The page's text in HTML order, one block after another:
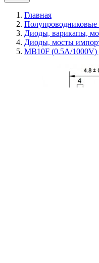
Главная
Диоды, варикапы,
Диоды, мосты
MB10F (0.5A/